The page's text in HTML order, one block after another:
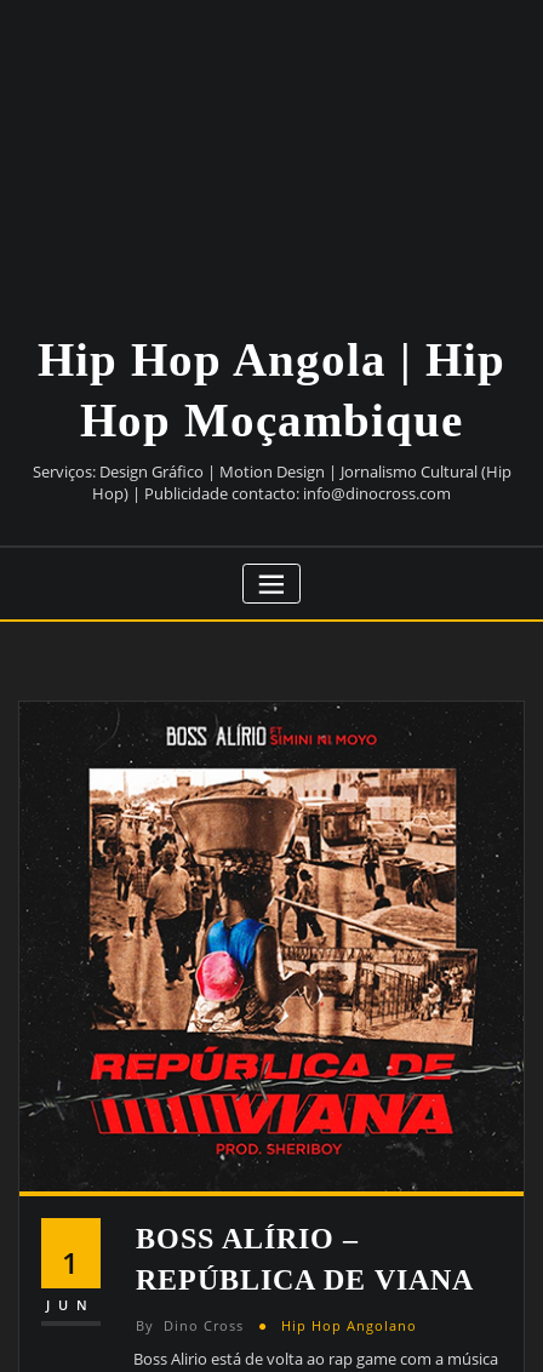
Hip Hop Angola | Hip
Hop Moçambique
Serviços: Design Gráfico | Motion Design | Jornalismo Cultural (Hip
Hop) | Publicidade contacto: info@dinocross.com
1
JUN
BOSS ALÍRIO –
REPÚBLICA DE VIANA
By Dino Cross Hip Hop Angolano
Boss Alirio está de volta ao rap game com a música